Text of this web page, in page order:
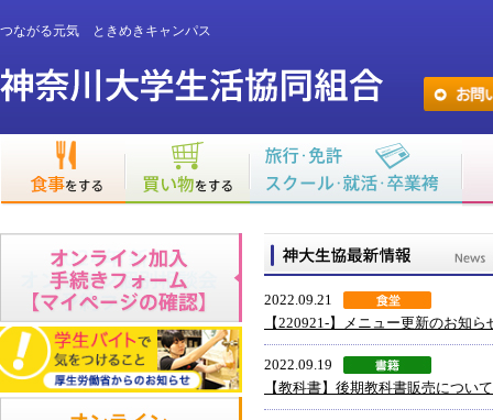
つながる元気 ときめきキャンパス
2022.09.21
【220921-】メニュー更新のお知ら
2022.09.19
【教科書】後期教科書販売について